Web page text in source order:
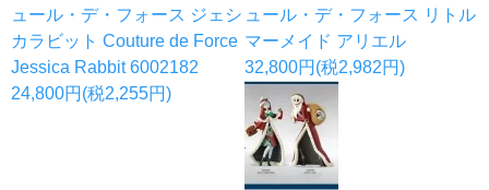
ュール・デ・フォース ジェシ
カラビット Couture de Force
Jessica Rabbit 6002182
24,800円(税2,255円)
ュール・デ・フォース リトル
マーメイド アリエル
32,800円(税2,982円)